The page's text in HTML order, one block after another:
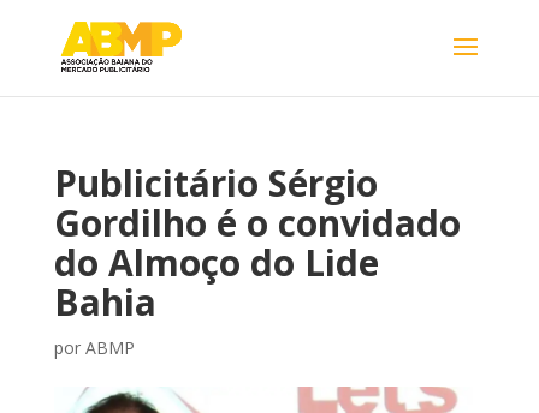
Publicitário Sérgio
Gordilho é o convidado
do Almoço do Lide
Bahia
por ABMP